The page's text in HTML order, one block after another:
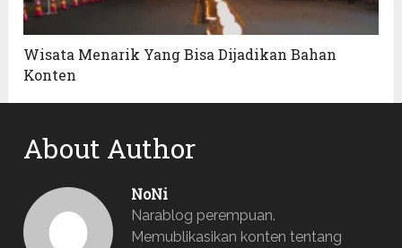
Wisata Menarik Yang Bisa Dijadikan Bahan
Konten
About Author
NoNi
Narablog perempuan.
Memublikasikan konten tentang